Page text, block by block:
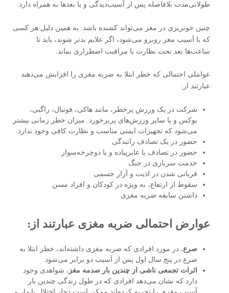
طولانی‌مدت بلافاصله پس از آسیب‌دیدگی و یا بعدها به همراه دارد.
چنین خونریزی در مغز می‌تواند کشنده باشد. به همین دلیل هر کسی
که با آسیب مغز روبرو می‌شود، اگر علایم بدتر شوند، باید تا
ساعت‌ها بعد تحت نظارت یا مراقبت اضطراری بماند.
عواملی احتمالی که خطر ابتلا به ضربه مغزی را افزایش می‌دهند
عبارتند از:
شرکت در یک ورزش پرخطر، مانند هاکی، فوتبال، راگبی،
بوکس و یا سایر ورزش‌های پربرخورد. میزان خطر زمانی بیشتر
می‌شود که تجهیزات ایمنی مناسب و نظارت کافی وجود ندارد.
حضور در یک تصادف رانندگی
حضور در تصادف با عابرپیاده و یا دوچرخه‌سوار
خدمت سربازی در جنگ
قربانی شدن در اذیت و آزار جسمی
سقوط از ارتفاع، به ویژه در کودکان و افراد مسن
داشتن سابقه ضربه مغزی
عوارض احتمالی ضربه مغزی عبارتند از:
صرع.در مورد افرادی که ضربه مغزی داشته‌اند، خطر ابتلا به
صرع در پنج سال اول پس از آسیب دو برابر می‌شود.
اثرات تجمعی ناشی از چندین بار صدمه مغز.شواهدی وجود
دارد که نشان می‌دهد افرادی که در طول زندگی چندین بار